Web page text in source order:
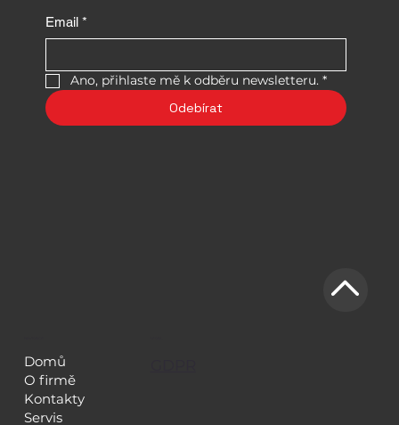
Email *
Ano, přihlaste mě k odběru newsletteru. *
Odebírat
Domů
O firmě
Kontakty
Servis